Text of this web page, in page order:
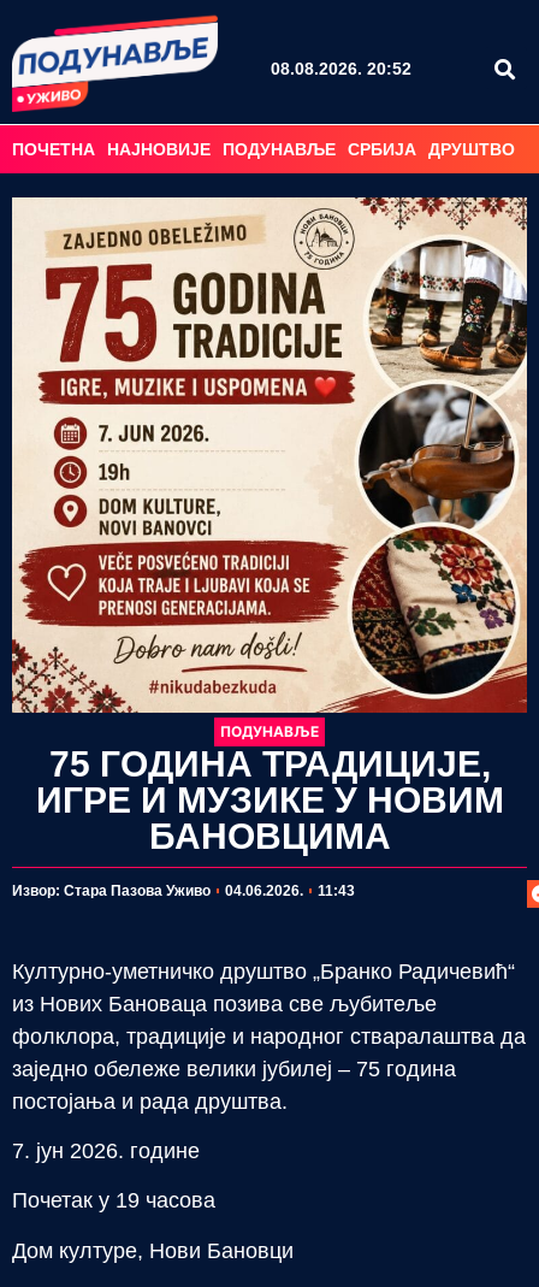
08.08.2026. 20:52
ПОЧЕТНА НАЈНОВИЈЕ ПОДУНАВЉЕ СРБИЈА ДРУШТВО
ПОДУНАВЉЕ
75 ГОДИНА ТРАДИЦИЈЕ,
ИГРЕ И МУЗИКЕ У НОВИМ
БАНОВЦИМА
Извор: Стара Пазова Уживо 04.06.2026. 11:43
Културно-уметничко друштво „Бранко Радичевић“
из Нових Бановаца позива све љубитеље
фолклора, традиције и народног стваралаштва да
заједно обележе велики јубилеј – 75 година
постојања и рада друштва.
7. јун 2026. године
Почетак у 19 часова
Дом културе, Нови Бановци